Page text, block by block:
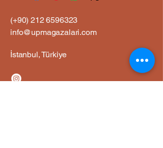
(+90)212 6596323
info@upmagazalari.com
İstanbul, Türkiye